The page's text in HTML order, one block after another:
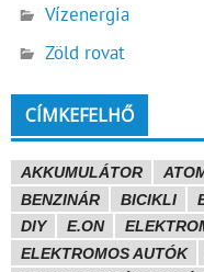
Vízenergia
Zöld rovat
CÍMKEFELHŐ
AKKUMULÁTOR
BENZINÁR
BICIKLI
DIY
E.ON
ELEKTROMOS AUTÓK